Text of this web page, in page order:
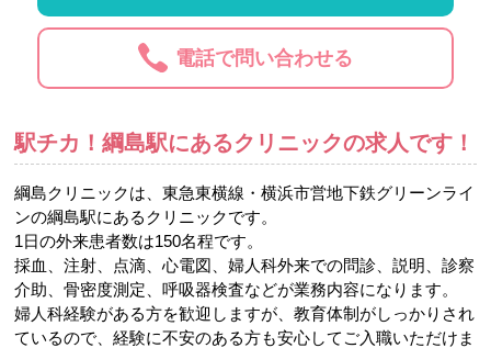
電話で問い合わせる
駅チカ！綱島駅にあるクリニックの求人です！
綱島クリニックは、東急東横線・横浜市営地下鉄グリーンライ
ンの綱島駅にあるクリニックです。
1日の外来患者数は150名程です。
採血、注射、点滴、心電図、婦人科外来での問診、説明、診察
介助、骨密度測定、呼吸器検査などが業務内容になります。
婦人科経験がある方を歓迎しますが、教育体制がしっかりされ
ているので、経験に不安のある方も安心してご入職いただけま